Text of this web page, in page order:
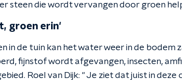
steen die wordt vervangen door groen
groen erin'
in de tuin kan het water weer in de bodem
fijnstof wordt afgevangen, insecten,
Roel van Dijk: " Je ziet dat juist in